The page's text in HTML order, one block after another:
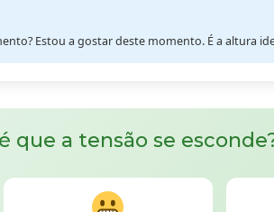
Estou a gostar deste momento. É a altura
que a tensão se